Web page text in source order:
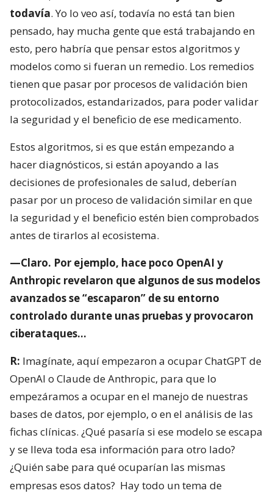
todavía. Yo lo veo así, todavía no está tan bien
pensado, hay mucha gente que está trabajando en
esto, pero habría que pensar estos algoritmos y
modelos como si fueran un remedio. Los remedios
tienen que pasar por procesos de validación bien
protocolizados, estandarizados, para poder validar
la seguridad y el beneficio de ese medicamento.
Estos algoritmos, si es que están empezando a
hacer diagnósticos, si están apoyando a las
decisiones de profesionales de salud, deberían
pasar por un proceso de validación similar en que
la seguridad y el beneficio estén bien comprobados
antes de tirarlos al ecosistema.
—Claro. Por ejemplo, hace poco OpenAI y
Anthropic revelaron que algunos de sus modelos
avanzados se “escaparon” de su entorno
controlado durante unas pruebas y provocaron
ciberataques…
R: Imagínate, aquí empezaron a ocupar ChatGPT de
OpenAI o Claude de Anthropic, para que lo
empezáramos a ocupar en el manejo de nuestras
bases de datos, por ejemplo, o en el análisis de las
fichas clínicas. ¿Qué pasaría si ese modelo se escapa
y se lleva toda esa información para otro lado?
¿Quién sabe para qué ocuparían las mismas
empresas esos datos? Hay todo un tema de